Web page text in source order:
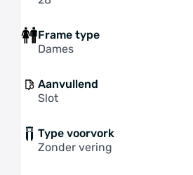
Frame type
Dames
Aanvullend
Slot
Type voorvork
Zonder vering